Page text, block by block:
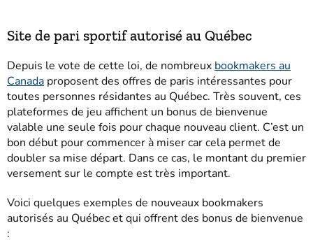
Site de pari sportif autorisé au Québec
Depuis le vote de cette loi, de nombreux bookmakers au
Canada proposent des offres de paris intéressantes pour
toutes personnes résidantes au Québec. Très souvent, ces
plateformes de jeu affichent un bonus de bienvenue
valable une seule fois pour chaque nouveau client. C’est un
bon début pour commencer à miser car cela permet de
doubler sa mise départ. Dans ce cas, le montant du premier
versement sur le compte est très important.
Voici quelques exemples de nouveaux bookmakers
autorisés au Québec et qui offrent des bonus de bienvenue
: